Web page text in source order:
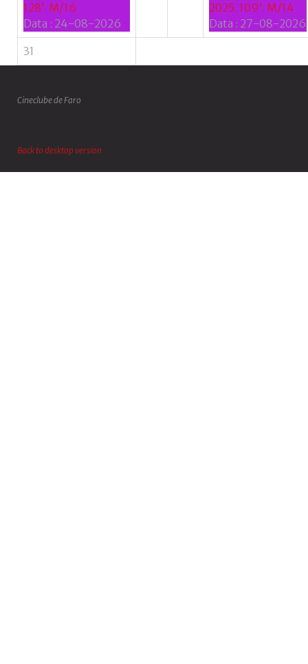
128’. M/16
Data : 24-08-2026
2025. 109’. M/14
Data : 27-08-2026
31
Cineclube de Faro
Back to desktop version